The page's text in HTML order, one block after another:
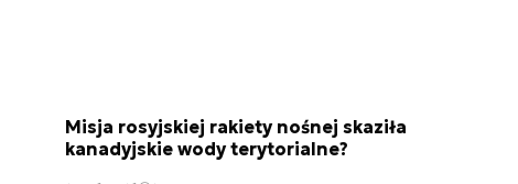
Misja rosyjskiej rakiety nośnej skaziła
kanadyjskie wody terytorialne?